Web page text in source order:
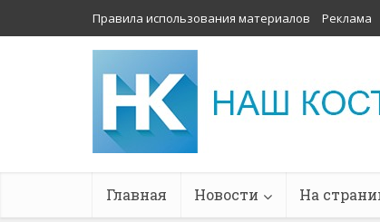
Правила использования материалов Реклама
Главная Новости На